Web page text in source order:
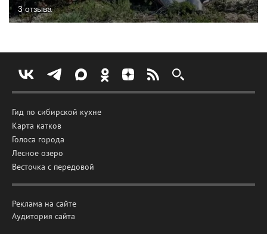
3 отзыва
Гид по сибирской кухне
Карта катков
Голоса города
Лесное озеро
Весточка с передовой
Реклама на сайте
Аудитория сайта